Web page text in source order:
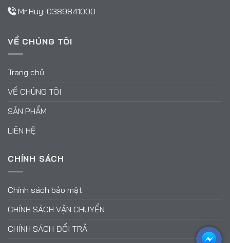
Mr Huy: 0389841000
VỀ CHÚNG TÔI
Trang chủ
VỀ CHÚNG TÔI
SẢN PHẨM
LIÊN HỆ
CHÍNH SÁCH
Chính sách bảo mật
CHÍNH SÁCH VẬN CHUYỂN
CHÍNH SÁCH ĐỔI TRẢ